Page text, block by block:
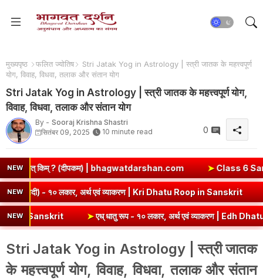
मुख्यपृष्ठ फलित ज्योतिष
Stri Jatak Yog in Astrology | स्त्री जातक के महत्त्वपूर्ण
योग, विवाह, विधवा, तलाक और संतान योग
Stri Jatak Yog in Astrology | स्त्री जातक के महत्त्वपूर्ण योग,
विवाह, विधवा, तलाक और संतान योग
By - Sooraj Krishna Shastri
सितंबर 09, 2025
10 minute read 0
NEW ➤Class 6 Sanskrit Chapter 2 Solutions
NEW ➤कृ धातु रूप (उभयपदी) - १० लकार, अर्थ एवं व्याकरण | Kri
NEW
एध् धातु रूप - १० लकार, अर्थ एवं व्याकरण | Edh Dhatu Roop in Sanskrit
Stri Jatak Yog in Astrology | स्त्री जातक
के महत्त्वपूर्ण योग, विवाह, विधवा, तलाक और संतान